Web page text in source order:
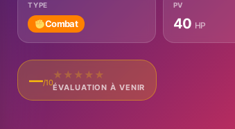
TYPE
Combat
PV
40 HP
—/10
★ ★ ★ ★ ★
ÉVALUATION À VENIR